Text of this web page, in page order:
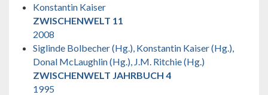
Konstantin Kaiser
ZWISCHENWELT 11
2008
Siglinde Bolbecher (Hg.), Konstantin Kaiser (Hg.),
Donal McLaughlin (Hg.), J.M. Ritchie (Hg.)
ZWISCHENWELT JAHRBUCH 4
1995